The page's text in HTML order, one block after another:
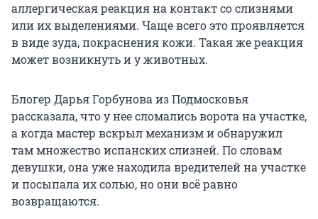
аллергическая реакция на контакт со слизнями
или их выделениями. Чаще всего это проявляется
в виде зуда, покраснения кожи. Такая же реакция
может возникнуть и у животных.
Блогер Дарья Горбунова из Подмосковья
рассказала, что у нее сломались ворота на участке,
а когда мастер вскрыл механизм и обнаружил
там множество испанских слизней. По словам
девушки, она уже находила вредителей на участке
и посыпала их солью, но они всё равно
возвращаются.